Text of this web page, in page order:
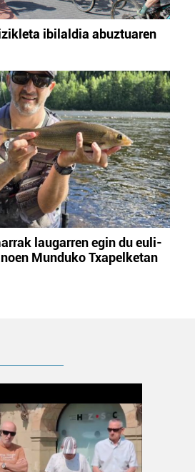
ibilaldia abuztuaren
laugarren egin du euli-
Munduko Txapelketan